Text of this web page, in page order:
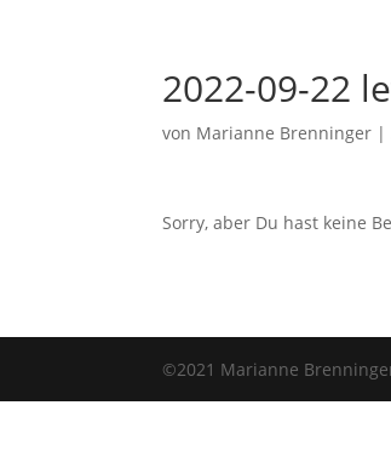
2022-09-22
von Marianne Brenninger |
Sorry, aber Du hast keine
©2021 Marianne